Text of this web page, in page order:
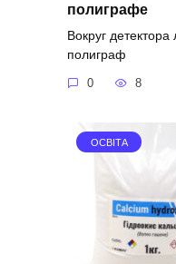
полиграфе
Вокруг детектора
полиграф
0 8
ОСВІТА